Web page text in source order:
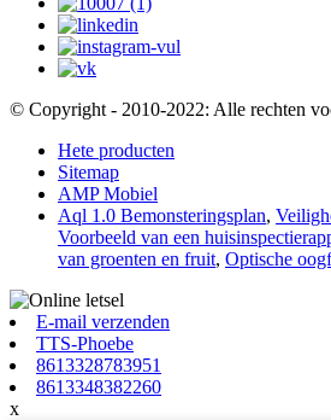
© Copyright - 2010-2022: Alle rechten
Hete producten
Sitemap
AMP Mobiel
Aql 1.0 Bemonsteringsplan,
Voorbeeld van een
van groenten en fruit, Optische
E-mail verzenden
TTS-Phoebe
8613328783951
8613348382260
x